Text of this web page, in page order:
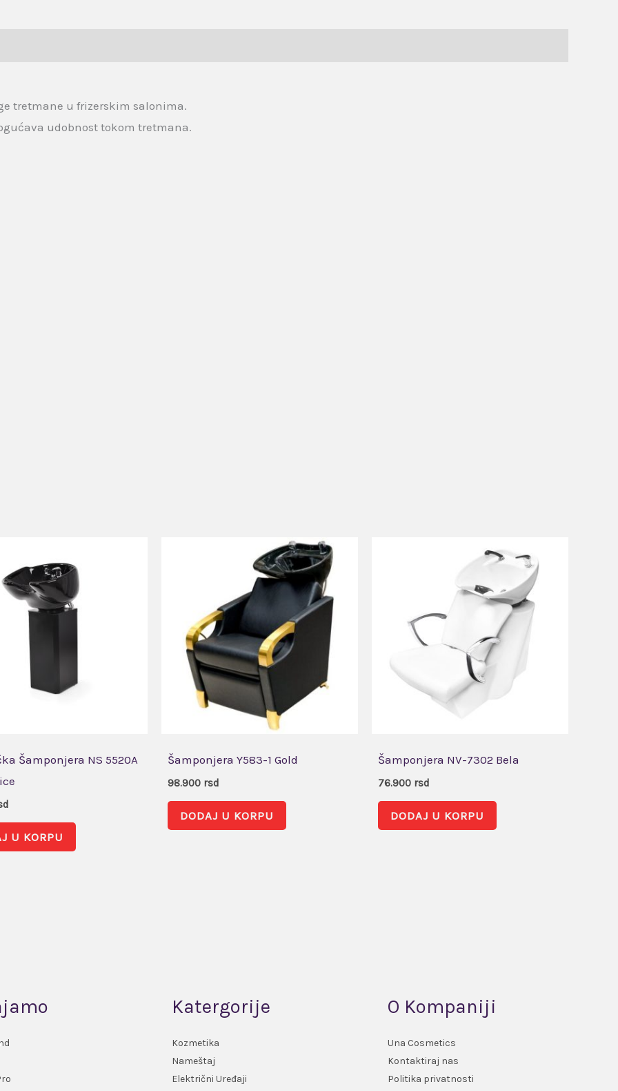
tretmane u frizerskim salonima.
udobnost tokom tretmana.
Šamponjera NS 5520A
U KORPU
Šamponjera Y583-1 Gold
98.900 rsd
DODAJ U KORPU
Šamponjera NV-7302 Bela
76.900 rsd
DODAJ U KORPU
Katergorije
Kozmetika
Nameštaj
Električni Uređaji
O Kompaniji
Una Cosmetics
Kontaktiraj nas
Politika privatnosti